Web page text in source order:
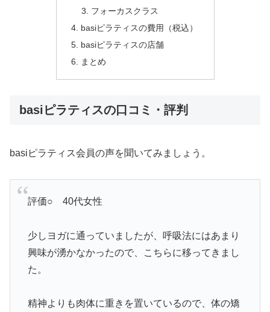
フォーカスクラス
basiピラティスの費用（税込）
basiピラティスの店舗
まとめ
basiピラティスの口コミ・評判
basiピラティス会員の声を聞いてみましょう。
評価○ 40代女性
少しヨガに通っていましたが、呼吸法にはあまり
興味が湧かなかったので、こちらに移ってきまし
た。
精神よりも肉体に重きを置いているので、体の矯